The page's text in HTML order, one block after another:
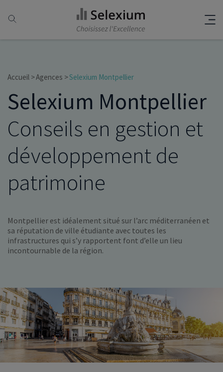
Accueil Agences Selexium Montpellier
Selexium Montpellier
Conseils en gestion et
développement de
patrimoine
Montpellier est idéalement situé sur l’arc méditerranéen et
sa réputation de ville étudiante avec toutes les
infrastructures qui s’y rapportent font d’elle un lieu
incontournable de la région.